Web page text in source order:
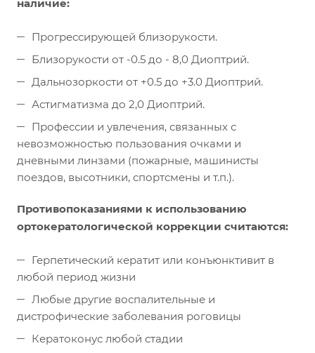
наличие:
Прогрессирующей близорукости.
Близорукости от -0.5 до - 8,0 Диоптрий.
Дальнозоркости от +0.5 до +3.0 Диоптрий.
Астигматизма до 2,0 Диоптрий.
Профессии и увлечения, связанных с
невозможностью пользования очками и
дневными линзами (пожарные, машинисты
поездов, высотники, спортсмены и т.п.).
Противопоказаниями к использованию
ортокератологической коррекции считаются:
Герпетический кератит или конъюнктивит в
любой период жизни
Любые другие воспалительные и
дистрофические заболевания роговицы
Кератоконус любой стадии